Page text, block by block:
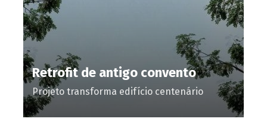
Retrofit de antigo convento
Projeto transforma edifício centenário